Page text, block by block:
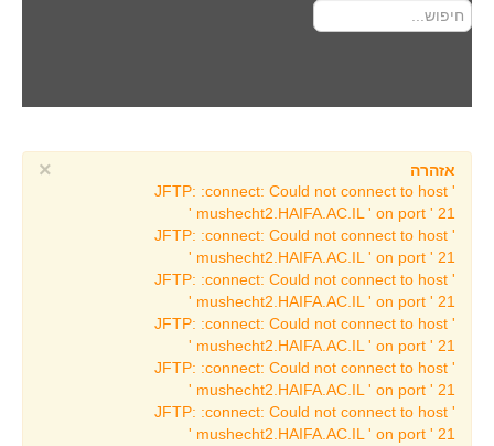
דרך הדורות
אירועים
אודיטוריום מוזיאון הכט
העוגב העתיק וסיפורו
לוח אירועים
תערוכות ארכאולוגיה
תערוכות מתחלפות
בארכאולוגיה
תערוכות עבר
בארכאולוגיה
×
אזהרה
JFTP: :connect: Could not connect to host '
mushecht2.HAIFA.AC.IL ' on port ' 21 '
JFTP: :connect: Could not connect to host '
mushecht2.HAIFA.AC.IL ' on port ' 21 '
JFTP: :connect: Could not connect to host '
mushecht2.HAIFA.AC.IL ' on port ' 21 '
JFTP: :connect: Could not connect to host '
mushecht2.HAIFA.AC.IL ' on port ' 21 '
JFTP: :connect: Could not connect to host '
mushecht2.HAIFA.AC.IL ' on port ' 21 '
JFTP: :connect: Could not connect to host '
mushecht2.HAIFA.AC.IL ' on port ' 21 '